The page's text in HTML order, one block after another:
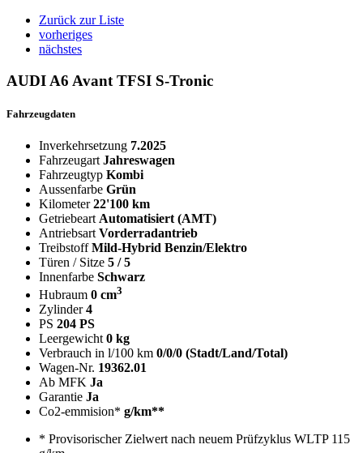
Zurück zur Liste
vorheriges
nächstes
AUDI A6 Avant TFSI S-Tronic
Fahrzeugdaten
Inverkehrsetzung 7.2025
Fahrzeugart Jahreswagen
Fahrzeugtyp Kombi
Aussenfarbe Grün
Kilometer 22'100 km
Getriebeart Automatisiert (AMT)
Antriebsart Vorderradantrieb
Treibstoff Mild-Hybrid Benzin/Elektro
Türen / Sitze 5 / 5
Innenfarbe Schwarz
Hubraum 0 cm3
Zylinder 4
PS 204 PS
Leergewicht 0 kg
Verbrauch in l/100 km 0/0/0 (Stadt/Land/Total)
Wagen-Nr. 19362.01
Ab MFK Ja
Garantie Ja
Co2-emmision* g/km**
* Provisorischer Zielwert nach neuem Prüfzyklus WLTP 115